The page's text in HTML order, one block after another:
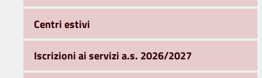
Centri estivi
Iscrizioni ai servizi a.s. 2026/2027